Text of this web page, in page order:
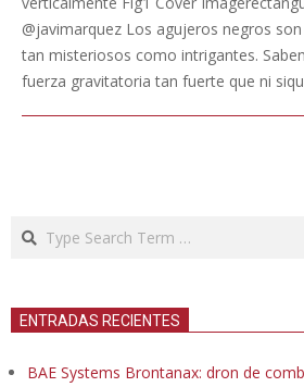
@javimarquez Los agujeros negros
tan misteriosos como intrigantes.
fuerza gravitatoria tan fuerte que ni
Search
ENTRADAS RECIENTES
BAE Systems Brontanax: dron de